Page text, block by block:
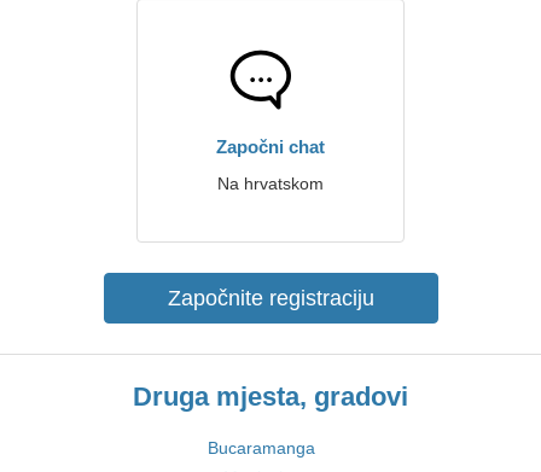
Započni chat
Na hrvatskom
Započnite registraciju
Druga mjesta, gradovi
Bucaramanga